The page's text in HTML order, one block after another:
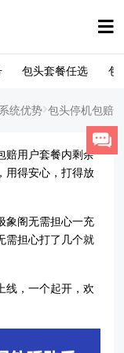
包头套餐任选 包
统优势 包头停机包赔
赔用户套餐内剩余
用得安心，打得放
象阁无需担心一充
需担心打了几个就
线，一个起开，欢